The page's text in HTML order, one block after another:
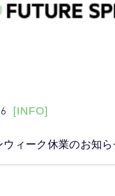
[INFO]
ウィーク休業のお知